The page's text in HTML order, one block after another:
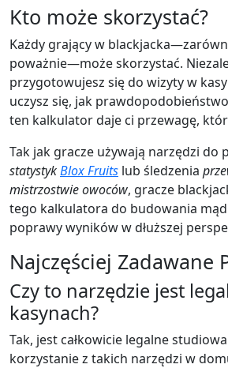
Kto może skorzystać?
Każdy grający w
poważnie—może skorzystać.
przygotowujesz się do wizyty w
uczysz się, jak
ten kalkulator daje ci przewagę,
Tak jak gracze używają narzędzi do
statystykBlox Fruits lub śledzenia
mistrzostwie owoców, gracze
tego kalkulatora do budowania
poprawy wyników w dłuższej
Najczęściej Zadawane
Czy to narzędzie jest
kasynach?
Tak, jest całkowicie legalne
korzystanie z takich narzędzi w